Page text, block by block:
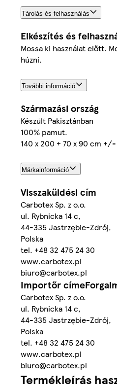
Tárolás és felhasználás
Elkészítés és
Mossa ki használat előtt.
húzni.
További információ
Származási ország
Készült Pakisztánban
100% pamut.
140 x 200 + 70 x 90 cm
Márkainformáció
Visszaküldési cím
Carbotex Sp. z o.o.
ul. Rybnicka 14 c,
44-335 Jastrzębie-Zdrój,
Polska
tel. +48 32 475 24 30
www.carbotex.pl
biuro@carbotex.pl
Importőr
Carbotex Sp. z o.o.
ul. Rybnicka 14 c,
44-335 Jastrzębie-Zdrój,
Polska
tel. +48 32 475 24 30
www.carbotex.pl
biuro@carbotex.pl
Termékleírás